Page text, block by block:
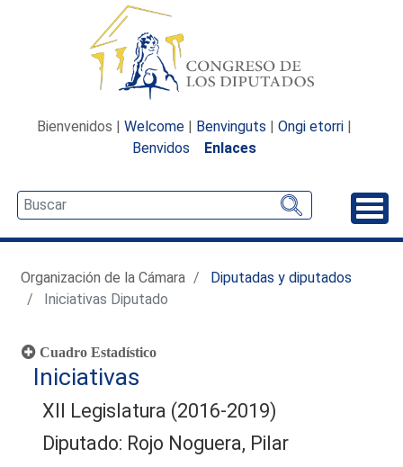
Bienvenidos | Welcome | Benvinguts | Ongi etorri |
Benvidos
Enlaces
Organización de la Cámara
Diputadas y diputados
Iniciativas Diputado
Cuadro Estadístico
Iniciativas
XII Legislatura (2016-2019)
Diputado: Rojo Noguera, Pilar